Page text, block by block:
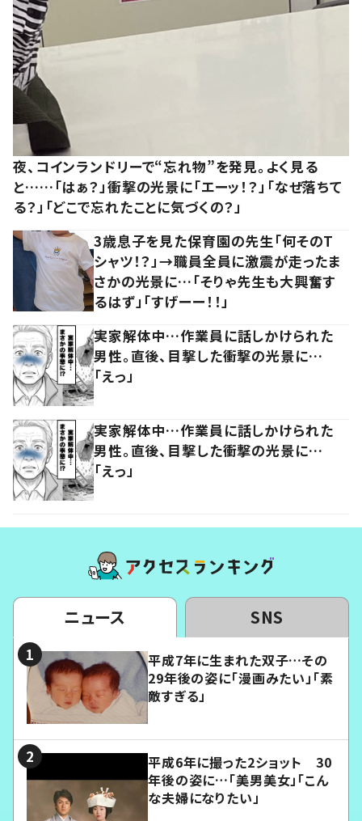
夜、コインランドリーで“忘れ物”を発見。よく見る
と……「はぁ？」衝撃の光景に「エーッ！？」「なぜ落ちて
る？」「どこで忘れたことに気づくの？」
3歳息子を見た保育園の先生「何そのT
シャツ！？」→職員全員に激震が走ったま
さかの光景に…「そりゃ先生も大興奮す
るはず」「すげーー！！」
実家解体中…作業員に話しかけられた
男性。直後、目撃した衝撃の光景に…
「えっ」
実家解体中…作業員に話しかけられた
男性。直後、目撃した衝撃の光景に…
「えっ」
ニュース SNS
平成7年に生まれた双子…その
29年後の姿に「漫画みたい」「素
敵すぎる」
平成6年に撮った2ショット 30
年後の姿に…「美男美女」「こん
な夫婦になりたい」